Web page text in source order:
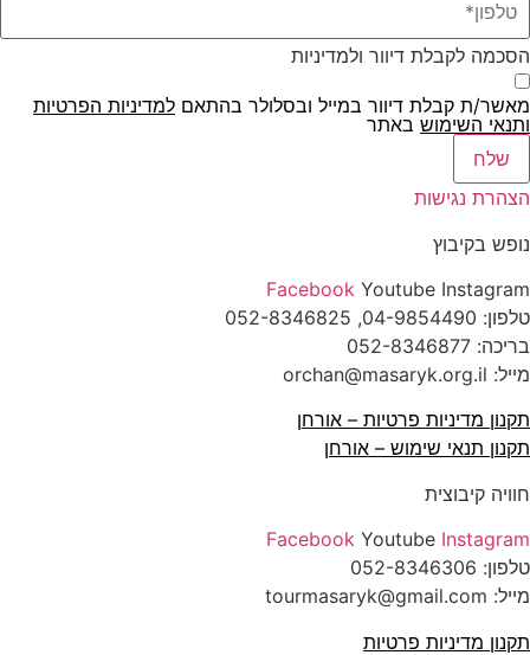
הסכמה לקבלת דיוור ולמדיניות
מאשר/ת קבלת דיוור במייל ובסלולר בהתאם למדיניות הפרטיות
ותנאי השימוש באתר
שלח
הצהרת נגישות
נופש בקיבוץ
Facebook Youtube Instagram
טלפון: 04-9854490
, 052-8346825
בריכה: 052-8346877
מייל: orchan@masaryk.org.il
תקנון מדיניות פרטיות – אורחן
תקנון תנאי שימוש – אורחן
חוויה קיבוצית
Facebook Youtube Instagram
טלפון: 052-8346306
מייל: tourmasaryk@gmail.com
תקנון מדיניות פרטיות